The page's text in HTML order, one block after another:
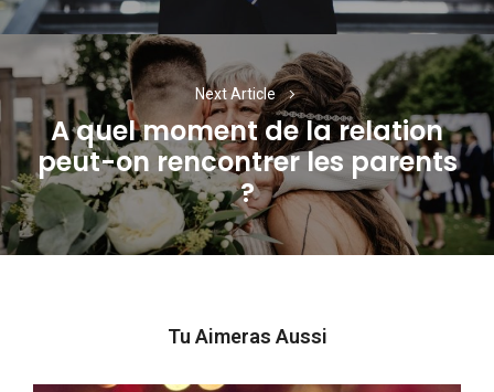
Next Article
Next
post:
A quel moment de la relation
peut-on rencontrer les parents
?
Tu Aimeras Aussi